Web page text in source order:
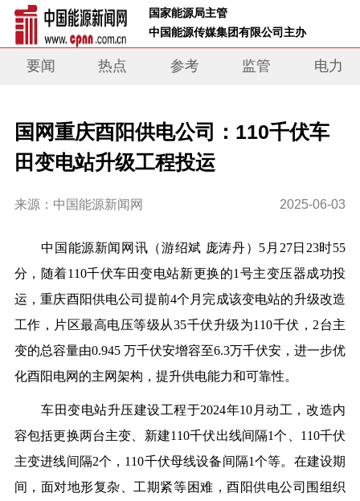
国家能源局主管
中国能源传媒集团有限公司主办
要闻 热点 参考 监管 电力
国网重庆酉阳供电公司：110千伏车
田变电站升级工程投运
来源：中国能源新闻网 2025-06-03
中国能源新闻网讯 （游绍斌 庞涛丹） 5月27日23时55
分，随着110千伏车田变电站新更换的1号主变压器成功投
运，重庆酉阳供电公司提前4个月完成该变电站的升级改造
工作，片区最高电压等级从35千伏升级为110千伏，2台主
变的总容量由0.945 万千伏安增容至6.3万千伏安，进一步优
化酉阳电网的主网架构，提升供电能力和可靠性。
车田变电站升压建设工程于2024年10月动工，改造内
容包括更换两台主变、 新建110千伏出线间隔1个
110千伏
主变进线间隔2个，110千伏母线设备间隔1个等。在建设期
间， 面对地形复杂、工期紧等困难，酉阳供电公司围组织